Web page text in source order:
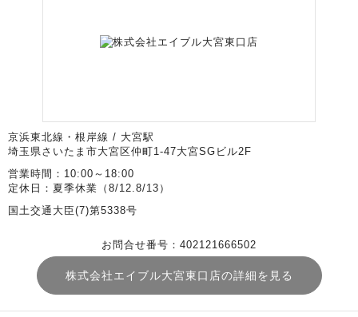
京浜東北線・根岸線 / 大宮駅
埼玉県さいたま市大宮区仲町1-47大宮SGビル2F
営業時間：10:00～18:00
定休日：夏季休業（8/12.8/13）
国土交通大臣(7)第5338号
お問合せ番号：402121666502
株式会社エイブル大宮東口店の詳細を見る